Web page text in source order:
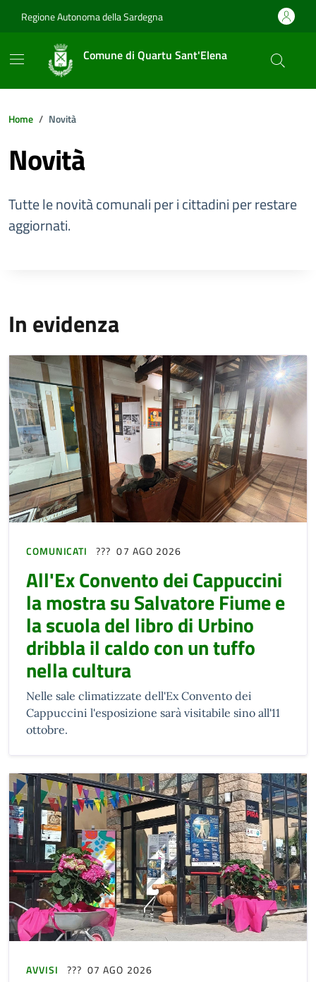
Regione Autonoma della Sardegna
Comune di Quartu Sant'Elena
Home Novità
Novità
Tutte le novità comunali per i cittadini per restare
aggiornati.
In evidenza
COMUNICATI 07 AGO 2026
All'Ex Convento dei Cappuccini
la mostra su Salvatore Fiume e
la scuola del libro di Urbino
dribbla il caldo con un tuffo
nella cultura
Nelle sale climatizzate dell'Ex Convento dei
Cappuccini l'esposizione sarà visitabile sino all'11
ottobre.
AVVISI 07 AGO 2026